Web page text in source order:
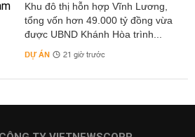
Khu đô thị hỗn hợp Vĩnh Lương,
tổng vốn hơn 49.000 tỷ đồng vừa
được UBND Khánh Hòa trình...
DỰ ÁN 21 giờ trước